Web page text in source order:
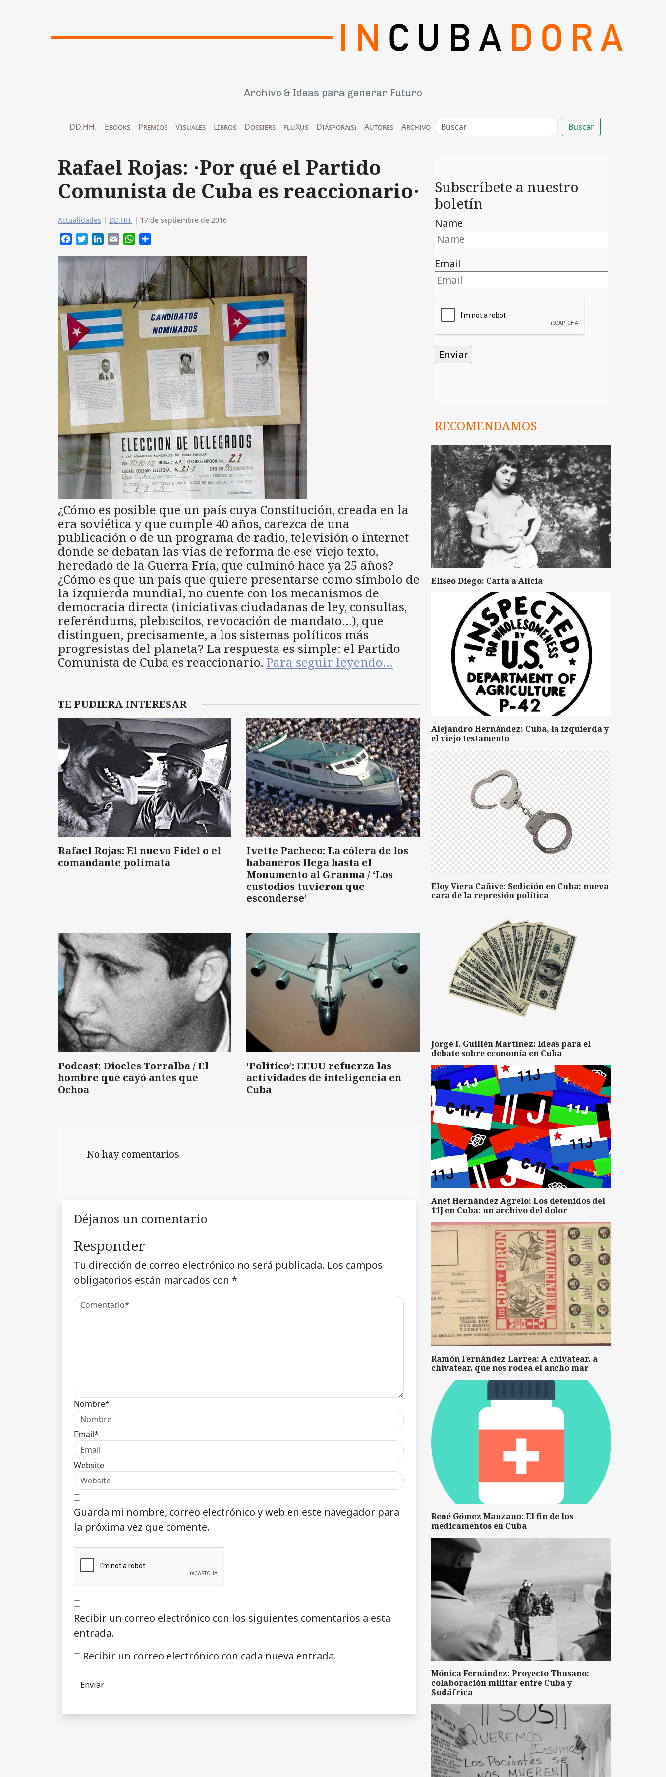
Archivo & Ideas para generar Futuro
DD.HH. Ebooks Premios Visuales Libros Dossiers fluXus Diáspora(s) Autores Archivo Buscar
Rafael Rojas: ·Por qué el Partido
Comunista de Cuba es reaccionario·
Actualidades | DD.HH. | 17 de septiembre de 2016
FacebookTwitterLinkedIn
Email WhatsApp
¿Cómo es posible que un país cuya Constitución, creada en la
era soviética y que cumple 40 años, carezca de una
publicación o de un programa de radio, televisión o internet
donde se debatan las vías de reforma de ese viejo texto,
heredado de la Guerra Fría, que culminó hace ya 25 años?
¿Cómo es que un país que quiere presentarse como símbolo de
la izquierda mundial, no cuente con los mecanismos de
democracia directa (iniciativas ciudadanas de ley, consultas,
referéndums, plebiscitos, revocación de mandato…), que
distinguen, precisamente, a los sistemas políticos más
progresistas del planeta? La respuesta es simple: el Partido
Comunista de Cuba es reaccionario. Para seguir leyendo…
TE PUDIERA INTERESAR
Rafael Rojas: El nuevo Fidel o el
comandante polímata
Ivette Pacheco: La cólera de los
habaneros llega hasta el
Monumento al Granma / ‘Los
custodios tuvieron que
esconderse’
Podcast: Diocles Torralba / El
hombre que cayó antes que
Ochoa
‘Politico’: EEUU refuerza las
actividades de inteligencia en
Cuba
No hay comentarios
Déjanos un comentario
Responder
Tu dirección de correo electrónico no será publicada. Los campos
obligatorios están marcados con *
Nombre*
Email*
Website
Guarda mi nombre, correo electrónico y web en este navegador para
la próxima vez que comente.
Recibir un correo electrónico con los siguientes comentarios a esta
entrada.
Recibir un correo electrónico con cada nueva entrada.
Subscríbete a nuestro
boletín
Name
Email
RECOMENDAMOS
Eliseo Diego: Carta a Alicia
Alejandro Hernández: Cuba, la izquierda y
el viejo testamento
Eloy Viera Cañive: Sedición en Cuba: nueva
cara de la represión política
Jorge I. Guillén Martínez: Ideas para el
debate sobre economía en Cuba
Anet Hernández Agrelo: Los detenidos del
11J en Cuba: un archivo del dolor
Ramón Fernández Larrea: A chivatear, a
chivatear, que nos rodea el ancho mar
René Gómez Manzano: El fin de los
medicamentos en Cuba
Mónica Fernández: Proyecto Thusano:
colaboración militar entre Cuba y
Sudáfrica